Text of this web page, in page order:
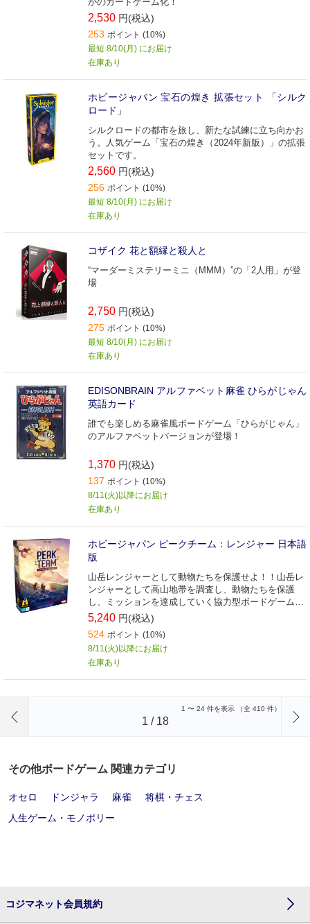
2,530 円(税込)
253 ポイント (10%)
最短 8/10(月) にお届け
在庫あり
ホビージャパン 宝石の煌き 拡張セット 「シルク
ロード」
シルクロードの都市を旅し、新たな試練に立ち向かお
う。人気ゲーム「宝石の煌き（2024年新版）」の拡張
セットです。
2,560 円(税込)
256 ポイント (10%)
最短 8/10(月) にお届け
在庫あり
コザイク 花と額縁と殺人と
“マーダーミステリーミニ（MMM）”の「2人用」が登
場
2,750 円(税込)
275 ポイント (10%)
最短 8/10(月) にお届け
在庫あり
EDISONBRAIN アルファベット麻雀 ひらがじゃん
英語カード
誰でも楽しめる麻雀風ボードゲーム「ひらがじゃん」
のアルファベットバージョンが登場！
1,370 円(税込)
137 ポイント (10%)
8/11(火)以降にお届け
在庫あり
ホビージャパン ピークチーム：レンジャー 日本語
版
山岳レンジャーとして動物たちを保護せよ！！山岳レ
ンジャーとして高山地帯を調査し、動物たちを保護
し、ミッションを達成していく協力型ボードゲームで
す。
5,240 円(税込)
524 ポイント (10%)
8/11(火)以降にお届け
在庫あり
1 〜 24 件を表示 （全 410 件）
1 / 18
その他ボードゲーム 関連カテゴリ
オセロ ドンジャラ 麻雀
将棋・チェス
人生ゲーム・モノポリー
コジマネット会員規約